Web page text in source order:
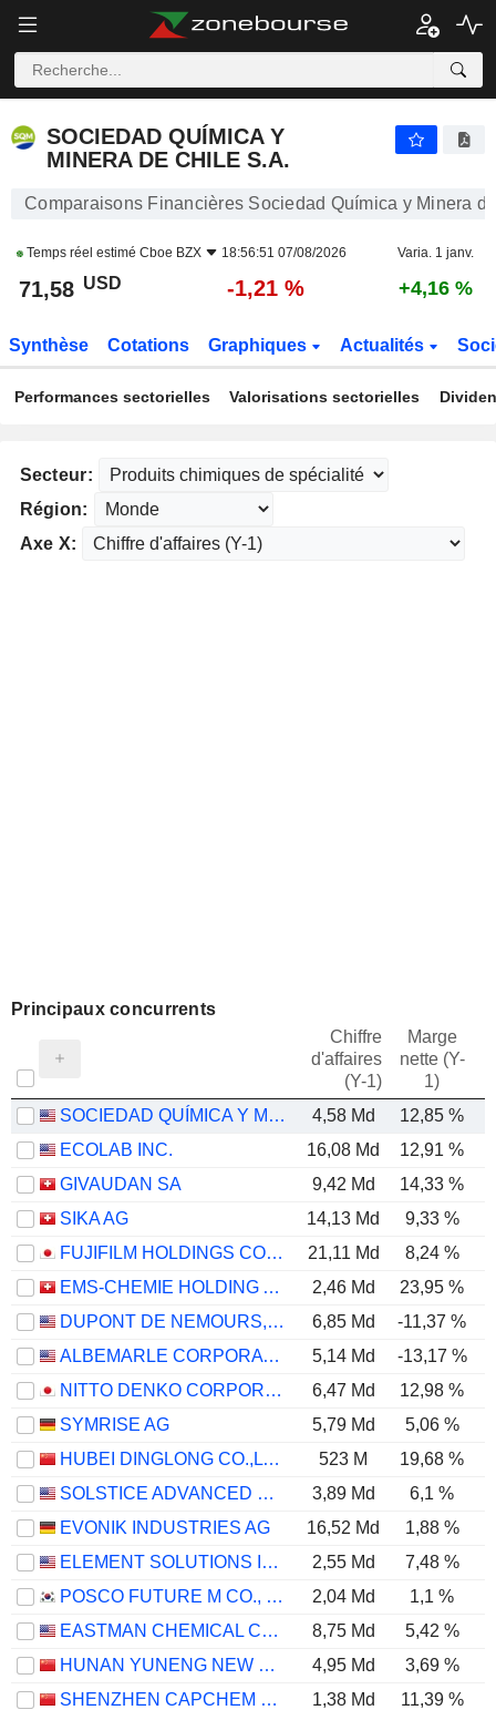
SOCIEDAD QUÍMICA Y
MINERA DE CHILE S.A.
Comparaisons Financières Sociedad Química y Minera
Temps réel estimé Cboe BZX 18:56:51 07/08/2026 Varia. 1 janv.
71,58 USD -1,21 % +4,16 %
Synthèse Cotations Graphiques Actualités
Performances sectorielles Valorisations sectorielles
Secteur:
Région:
Axe X:
Principaux concurrents
Chiffre
d'affaires
(Y-1)
Marge
nette (Y-
1)
SOCIEDAD QUÍMICA Y MINERA DE CHILE S.A. 4,58 Md 12,85 %
ECOLAB INC.
16,08 Md 12,91 %
GIVAUDAN SA
9,42 Md 14,33 %
SIKA AG
14,13 Md 9,33 %
FUJIFILM HOLDINGS CORPORATION
21,11 Md 8,24 %
EMS-CHEMIE HOLDING AG
2,46 Md 23,95 %
DUPONT DE NEMOURS, INC.
6,85 Md -11,37 %
ALBEMARLE CORPORATION
5,14 Md -13,17 %
NITTO DENKO CORPORATION
6,47 Md 12,98 %
SYMRISE AG
5,79 Md 5,06 %
HUBEI DINGLONG CO.,LTD.
523 M 19,68 %
SOLSTICE ADVANCED MATERIALS, INC.
3,89 Md 6,1 %
EVONIK INDUSTRIES AG
16,52 Md 1,88 %
ELEMENT SOLUTIONS INC
2,55 Md 7,48 %
POSCO FUTURE M CO., LTD.
2,04 Md 1,1 %
EASTMAN CHEMICAL COMPANY
8,75 Md 5,42 %
HUNAN YUNENG NEW ENERGY BATTERY MATERIAL CO.,LTD.
4,95 Md 3,69 %
SHENZHEN CAPCHEM TECHNOLOGY CO., LTD.
1,38 Md 11,39 %